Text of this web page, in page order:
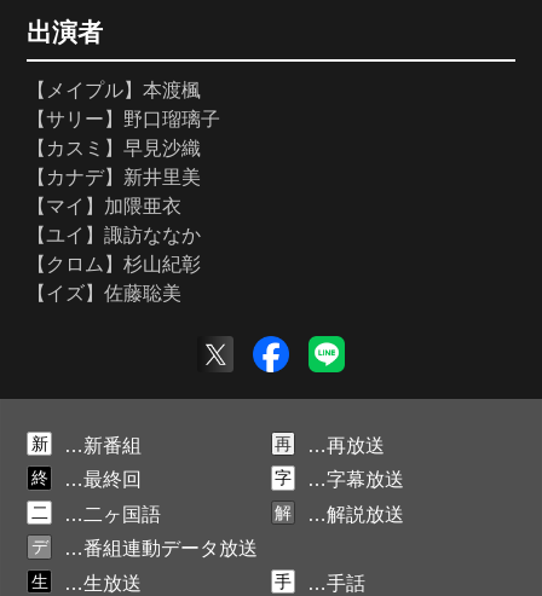
出演者
【メイプル】本渡楓
【サリー】野口瑠璃子
【カスミ】早見沙織
【カナデ】新井里美
【マイ】加隈亜衣
【ユイ】諏訪ななか
【クロム】杉山紀彰
【イズ】佐藤聡美
新 …新番組 再 …再放送
終 …最終回 字 …字幕放送
二 …二ヶ国語 解 …解説放送
デ …番組連動データ放送
生 …生放送 手 …手話